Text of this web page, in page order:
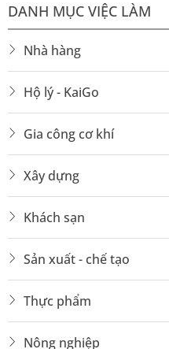
DANH MỤC VIỆC LÀM
Nhà hàng
Hộ lý - KaiGo
Gia công cơ khí
Xây dựng
Khách sạn
Sản xuất - chế tạo
Thực phẩm
Nông nghiệp